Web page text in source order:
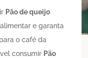
Pão de queijo
e garanta
o café da
consumir Pão